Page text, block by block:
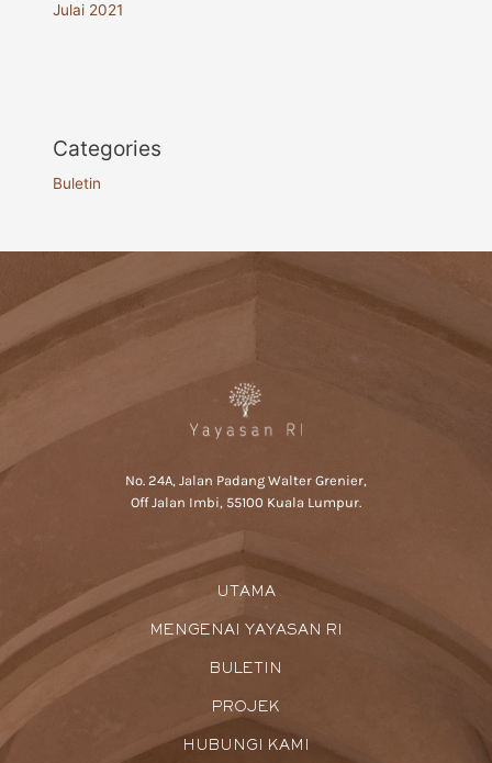
Julai 2021
Categories
Buletin
No. 24A, Jalan Padang Walter Grenier,
Off Jalan Imbi, 55100 Kuala Lumpur.
UTAMA
MENGENAI YAYASAN RI
BULETIN
PROJEK
HUBUNGI KAMI